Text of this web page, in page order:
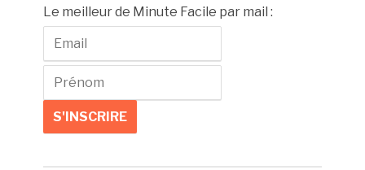
Le meilleur de Minute Facile par mail :